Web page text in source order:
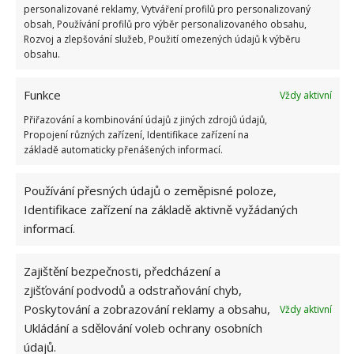
personalizované reklamy, Vytváření profilů pro personalizovaný
obsah, Používání profilů pro výběr personalizovaného obsahu,
Rozvoj a zlepšování služeb, Použití omezených údajů k výběru
obsahu.
Funkce
Vždy aktivní
Přiřazování a kombinování údajů z jiných zdrojů údajů,
Propojení různých zařízení, Identifikace zařízení na
základě automaticky přenášených informací.
Používání přesných údajů o zeměpisné poloze,
Identifikace zařízení na základě aktivně vyžádaných
informací.
Zajištění bezpečnosti, předcházení a
zjišťování podvodů a odstraňování chyb,
Poskytování a zobrazování reklamy a obsahu,
Ukládání a sdělování voleb ochrany osobních
údajů.
Vždy aktivní
mokru a vydrží déle čerstvé.
BALENÉ MASO